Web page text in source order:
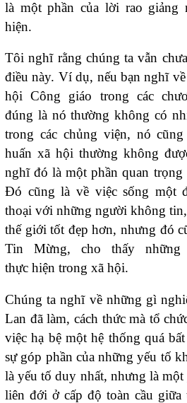
là một phần của lời rao giảng
hiện.
Tôi nghĩ rằng chúng ta vẫn
điều này. Ví dụ, nếu bạn nghĩ
hội Công giáo trong các
đúng là nó thường không có
trong các chủng viện, nó
huấn xã hội thường không
nghĩ đó là một phần quan trọng
Đó cũng là về việc sống một
thoại với những người không
thế giới tốt đẹp hơn, nhưng đó
Tin Mừng, cho thấy
thực hiện trong xã hội.
Chúng ta nghĩ về những gì
Lan đã làm, cách thức mà tổ
việc hạ bệ một hệ thống quá
sự góp phần của những yếu tố
là yếu tố duy nhất, nhưng là
liên đới ở cấp độ toàn cầu giữa